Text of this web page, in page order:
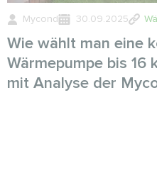
Mycond 30.09.2025
Wie wählt man eine
Wärmepumpe bis 16
mit Analyse der